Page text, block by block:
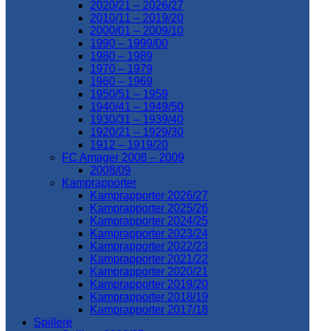
2020/21 – 2026/27
2010/11 – 2019/20
2000/01 – 2009/10
1990 – 1999/00
1980 – 1989
1970 – 1979
1960 – 1969
1950/51 – 1959
1940/41 – 1949/50
1930/31 – 1939/40
1920/21 – 1929/30
1912 – 1919/20
FC Amager 2008 – 2009
2008/09
Kamprapporter
Kamprapporter 2026/27
Kamprapporter 2025/26
Kamprapporter 2024/25
Kamprapporter 2023/24
Kamprapporter 2022/23
Kamprapporter 2021/22
Kamprapporter 2020/21
Kamprapporter 2019/20
Kamprapporter 2018/19
Kamprapporter 2017/18
Spillere